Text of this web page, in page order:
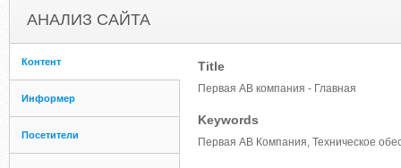
АНАЛИЗ САЙТА
Контент
Информер
Посетители
Title
Первая АВ компания - Главная
Keywords
Первая АВ Компания, Техническое